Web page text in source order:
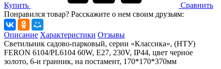
Купить
Сравнить
Понравился товар? Расскажите о нем своим друзьям:
Описание Характеристики Отзывы
Светильник садово-парковый, серии «Классика», (НТУ)
FERON 6104/PL6104 60W, E27, 230V, IP44, цвет черное
золото, 6-и гранник, на постамент, 170*170*370мм